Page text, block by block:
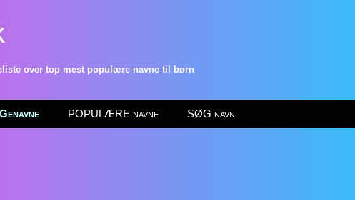
over top mest populære navne til børn
POPULÆRE navne SØG navn